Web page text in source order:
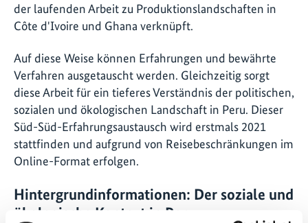
der laufenden Arbeit zu Produktionslandschaften in
Côte d'Ivoire und Ghana verknüpft.
Auf diese Weise können Erfahrungen und bewährte
Verfahren ausgetauscht werden. Gleichzeitig sorgt
diese Arbeit für ein tieferes Verständnis der politischen,
sozialen und ökologischen Landschaft in Peru. Dieser
Süd-Süd-Erfahrungsaustausch wird erstmals 2021
stattfinden und aufgrund von Reisebeschränkungen im
Online-Format erfolgen.
Hintergrundinformationen: Der soziale und
ökologische Kontext in Peru